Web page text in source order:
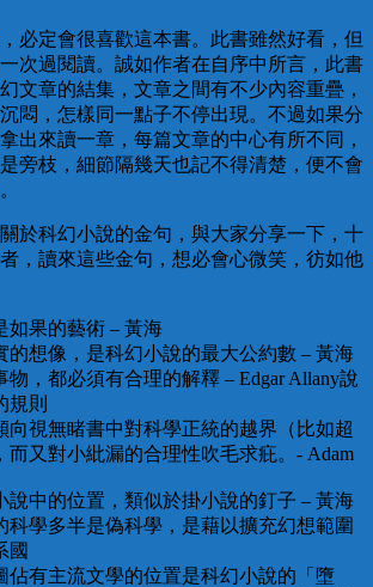
必定會很喜歡這本書。此書雖然好看，但
次過閱讀。誠如作者在自序中所言，此書
文章的結集，文章之間有不少內容重疊，
悶，怎樣同一點子不停出現。不過如果分
出來讀一章，每篇文章的中心有所不同，
旁枝，細節隔幾天也記不得清楚，便不會
於科幻小說的金句，與大家分享一下，十
，讀來這些金句，想必會心微笑，彷如他
如果的藝術 – 黃海
的想像，是科幻小說的最大公約數 – 黃海
物，都必須有合理的解釋 – Edgar Allany說
規則
向視無睹書中對科學正統的越界（比如超
而又對小紕漏的合理性吹毛求疪。- Adam
說中的位置，類似於掛小說的釘子 – 黃海
科學多半是偽科學，是藉以擴充幻想範圍
國
佔有主流文學的位置是科幻小說的「墮